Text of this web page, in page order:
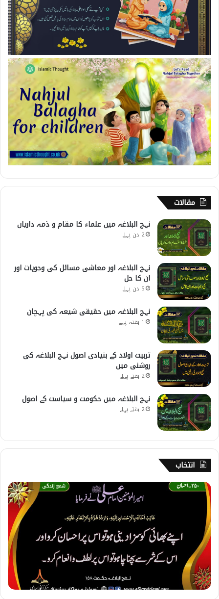
مقالات
نہج البلاغہ میں علماء کا مقام و ذمہ داریاں
2 دن پہلے
نہج البلاغہ اور معاشی مسائل کی وجوہات اور
ان کا حل
5 دن پہلے
نہج البلاغہ میں حقیقی شیعہ کی پہچان
1 ہفتہ پہلے
تربیت اولاد کے بنیادی اصول نہج البلاغہ کی
روشنی میں
2 ہفتے پہلے
نہج البلاغہ میں حکومت و سیاست کے اصول
2 ہفتے پہلے
انتخاب
2
5
0
۔
ا
ح
س
ن